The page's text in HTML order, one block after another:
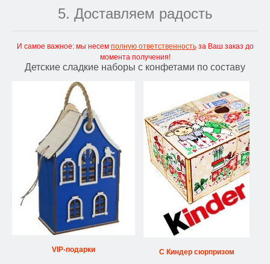
5. Доставляем радость
И самое важное: мы несем полную ответственностьза Ваш заказ до
момента получения!
Детские сладкие наборы с конфетами по составу
VIP-подарки С Киндер сюрпризом